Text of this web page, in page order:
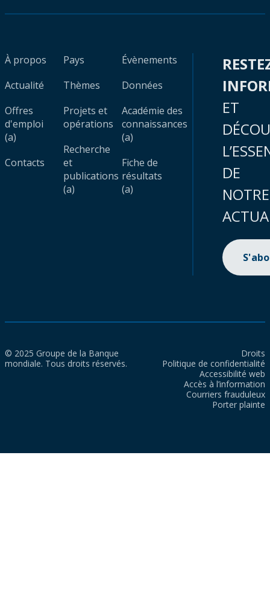
À propos
Actualité
Offres
d'emploi
(a)
Contacts
Pays
Thèmes
Projets et
opérations
Recherche
et
publications
(a)
Évènements
Données
Académie des
connaissances
(a)
Fiche de
résultats
(a)
ET
DE
NOTRE
© 2025 Groupe de la Banque
mondiale. Tous droits réservés.
Droits
Politique de confidentialité
Accessibilité web
Accès à l’information
Courriers frauduleux
Porter plainte